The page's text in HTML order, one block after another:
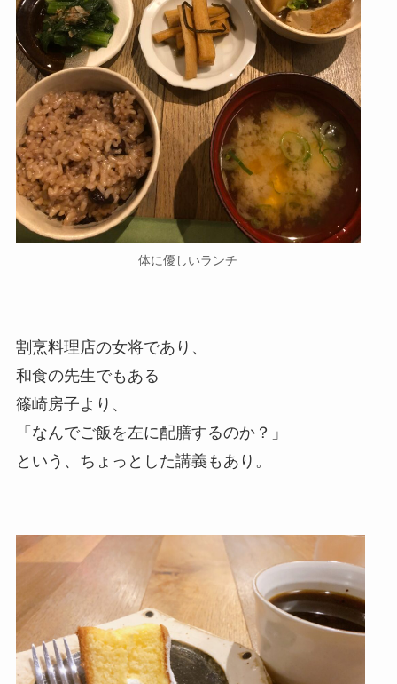
体に優しいランチ
割烹料理店の女将であり、
和食の先生でもある
篠崎房子より、
「なんでご飯を左に配膳するのか？」
という、ちょっとした講義もあり。